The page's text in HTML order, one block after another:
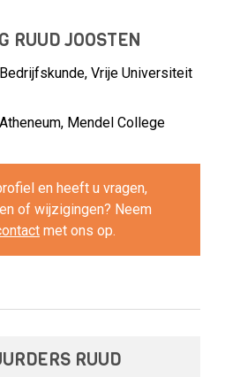
RUUD JOOSTEN
Bedrijfskunde, Vrije Universiteit
Atheneum, Mendel College
en heeft u vragen,
of wijzigingen? Neem
met ons op.
RUUD